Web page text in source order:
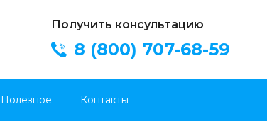
Получить консультацию
8 (800) 707-68-59
Полезное Контакты